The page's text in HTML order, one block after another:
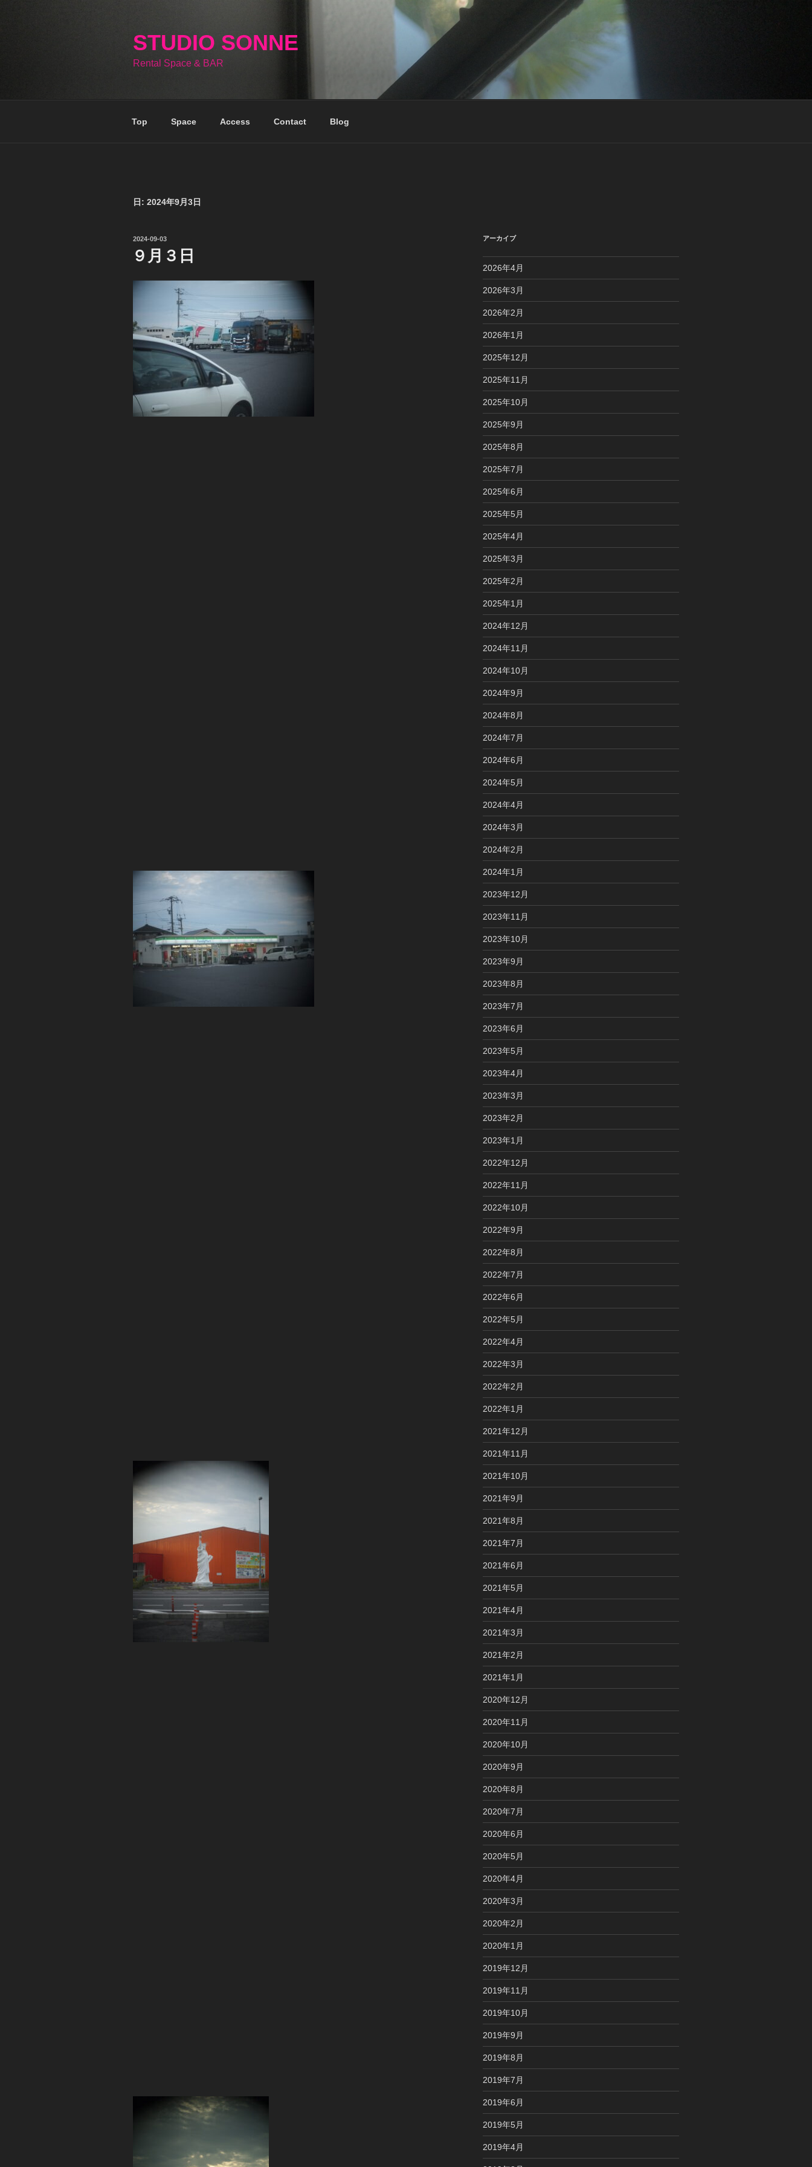
STUDIO SONNE
Rental Space & BAR
Top Space Access Contact Blog
日: 2024年9月3日
投
日:
2024-09-03
９月３日
アーカイブ
2026年4月
2026年3月
2026年2月
2026年1月
2025年12月
2025年11月
2025年10月
2025年9月
2025年8月
2025年7月
2025年6月
2025年5月
2025年4月
2025年3月
2025年2月
2025年1月
2024年12月
2024年11月
2024年10月
2024年9月
2024年8月
2024年7月
2024年6月
2024年5月
2024年4月
2024年3月
2024年2月
2024年1月
2023年12月
2023年11月
2023年10月
2023年9月
2023年8月
2023年7月
2023年6月
2023年5月
2023年4月
2023年3月
2023年2月
2023年1月
2022年12月
2022年11月
2022年10月
2022年9月
2022年8月
2022年7月
2022年6月
2022年5月
2022年4月
2022年3月
2022年2月
2022年1月
2021年12月
2021年11月
2021年10月
2021年9月
2021年8月
2021年7月
2021年6月
2021年5月
2021年4月
2021年3月
2021年2月
2021年1月
2020年12月
2020年11月
2020年10月
2020年9月
2020年8月
2020年7月
2020年6月
2020年5月
2020年4月
2020年3月
2020年2月
2020年1月
2019年12月
2019年11月
2019年10月
2019年9月
2019年8月
2019年7月
2019年6月
2019年5月
2019年4月